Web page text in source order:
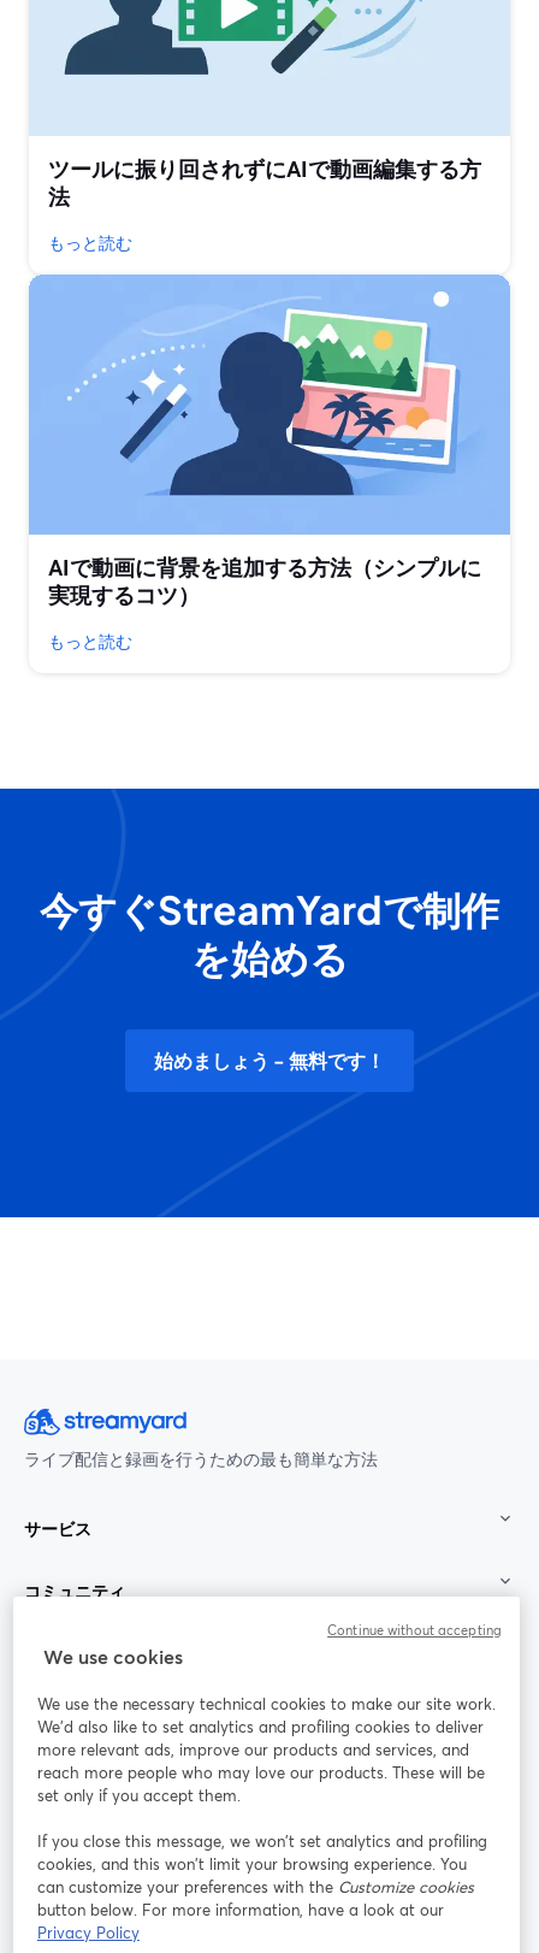
ツールに振り回されずにAIで動画編集する方
法
もっと読む
AIで動画に背景を追加する方法（シンプルに
実現するコツ）
もっと読む
今すぐStreamYardで制作
を始める
始めましょう - 無料です！
ライブ配信と録画を行うための最も簡単な方法
サービス
コミュニティ
StreamYard：
参加する
ライ
ンセ
ミナ
ー
Facebook
新しいタブで開く(Twitter)
YouTube
Instagram
新しいタブで開く
LinkedIn
新しいタブで開く
We use cookies
We use the necessary technical cookies to make our site work.
We'd also like to set analytics and profiling cookies to deliver
more relevant ads, improve our products and services, and
reach more people who may love our products. These will be
set only if you accept them.
If you close this message, we won’t set analytics and profiling
cookies, and this won’t limit your browsing experience. You
can customize your preferences with the Customize cookies
button below. For more information, have a look at our
Privacy Policy
Continue without accepting